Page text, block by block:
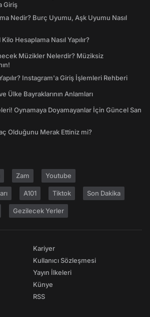
Giriş
Nedir? Burç Uyumu, Aşk Uyumu Nasıl
Hesaplama Nasıl Yapılır?
Müzikler Nelerdir? Müziksiz
Instagram'a Giriş İşlemleri Rehberi
Ülke Bayraklarının Anlamları
Oynamaya Doyamayanlar İçin Güncel San
Olduğunu Merak Ettiniz mi?
Zam Youtube
A101 Tiktok Son Dakika
Gezilecek Yerler
Kariyer
Kullanıcı Sözleşmesi
Yayın İlkeleri
Künye
RSS